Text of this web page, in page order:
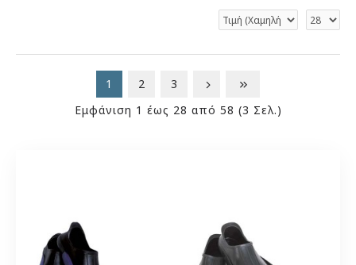
1 2
3
Εμφάνιση 1 έως 28 από 58 (3 Σελ.)